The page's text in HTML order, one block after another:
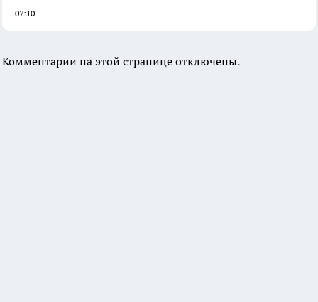
07:10
Комментарии на этой странице отключены.